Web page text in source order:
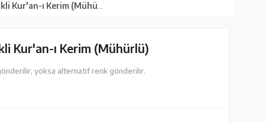
Kur'an-ı Kerim (Mühürlü)
Kur'an-ı Kerim (Mühürlü)
yoksa alternatif renk gönderilir.